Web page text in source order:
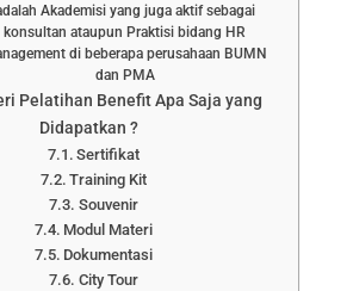
Akademisi yang juga aktif sebagai
konsultan ataupun Praktisi bidang HR
di beberapa perusahaan BUMN
dan PMA
Pelatihan Benefit Apa Saja yang
Didapatkan ?
Sertifikat
Training Kit
Souvenir
Modul Materi
Dokumentasi
City Tour